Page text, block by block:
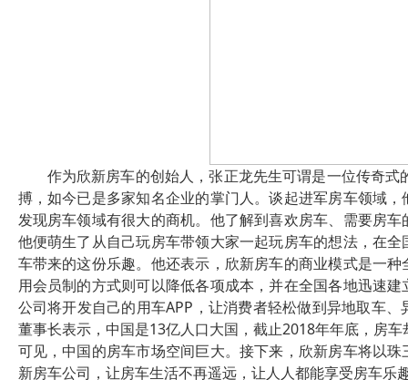
作为欣新房车的创始人，张正龙先生可谓是一位传奇
搏，如今已是多家知名企业的掌门人。谈起进军房车领域
发现房车领域有很大的商机。他了解到喜欢房车、需要房
他便萌生了从自己玩房车带领大家一起玩房车的想法，在
车带来的这份乐趣。他还表示，欣新房车的商业模式是一
用会员制的方式则可以降低各项成本，并在全国各地迅速
公司将开发自己的用车APP，让消费者轻松做到异地取车
董事长表示，中国是13亿人口大国，截止2018年年底，房
可见，中国的房车市场空间巨大。接下来，欣新房车将以
新房车公司，让房车生活不再遥远，让人人都能享受房车乐